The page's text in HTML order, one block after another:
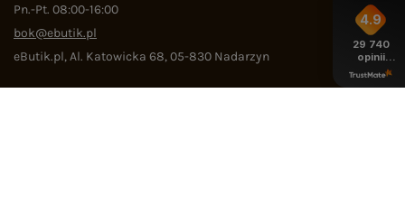
Pn.-Pt. 08:00-16:00
bok@ebutik.pl
eButik.pl,Al. Katowicka 68,05-830 Nadarzyn
4.9
29 740
opinii
z całego